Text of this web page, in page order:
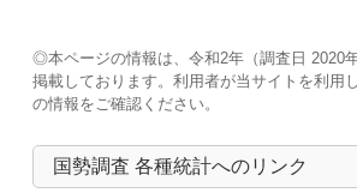
◎本ページの情報は、令和2年（調査日 2020
掲載しております。利用者が当サイトを利用
の情報をご確認ください。
国勢調査 各種統計へのリンク